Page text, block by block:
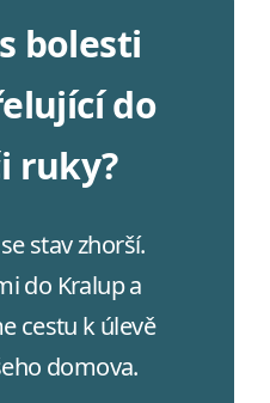
bolesti
do
ruky?
stav zhorší.
do Kralup a
cestu k úlevě
domova.